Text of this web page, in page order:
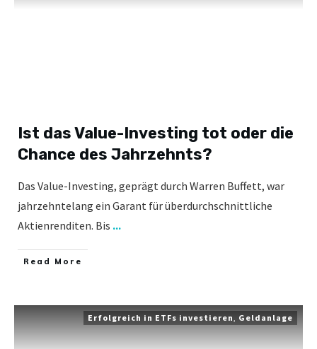
Ist das Value-Investing tot oder die
Chance des Jahrzehnts?
Das Value-Investing, geprägt durch Warren Buffett, war
jahrzehntelang ein Garant für überdurchschnittliche
Aktienrenditen. Bis ...
​Read More
Erfolgreich in ETFs investieren, Geldanlage